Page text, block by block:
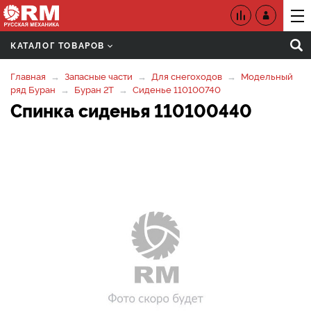
КАТАЛОГ ТОВАРОВ
Главная Запасные части Для снегоходов
Модельный
ряд Буран
Буран 2Т Сиденье 110100740
Спинка сиденья 110100440